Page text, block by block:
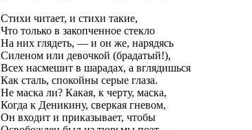
Стихи читает, и стихи такие,
Что только в закопченное стекло
На них глядеть, — и он же, нарядясь
Силеном или девочкой (брадатый!),
Всех насмешит в шарадах, а вглядишься
Как сталь, спокойны серые глаза.
Не маска ли? Какая, к черту, маска,
Когда к Деникину, сверкая гневом,
Он входит и приказывает, чтобы